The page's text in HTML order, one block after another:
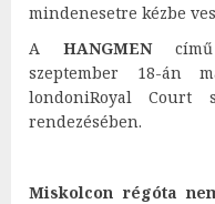
mindenesetre kézbe
A HANGMENcímű
szeptember 18-án
londoniRoyal Court
rendezésében.
Miskolcon régóta